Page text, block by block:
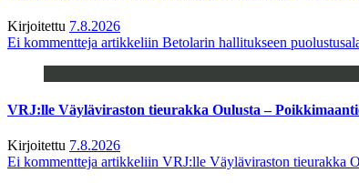
Kirjoitettu 7.8.2026
Ei kommentteja artikkeliin Betolarin hallitukseen
VRJ:lle Väyläviraston tieurakka Oulusta –
Kirjoitettu 7.8.2026
Ei kommentteja artikkeliin VRJ:lle Väyläviraston tieurakka